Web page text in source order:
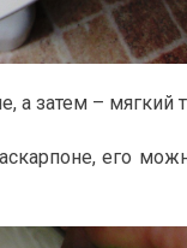
затем – мягкий
его